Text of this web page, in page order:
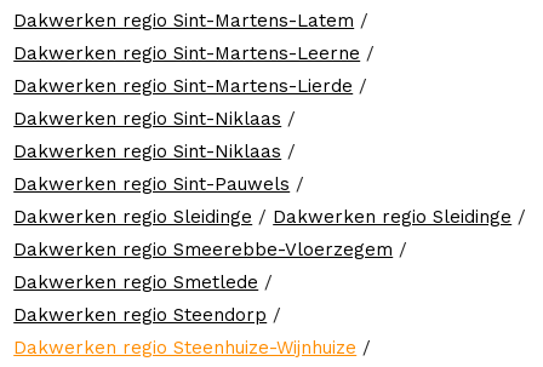
Dakwerken regio Sint-Martens-Latem /
Dakwerken regio Sint-Martens-Leerne /
Dakwerken regio Sint-Martens-Lierde /
Dakwerken regio Sint-Niklaas /
Dakwerken regio Sint-Niklaas /
Dakwerken regio Sint-Pauwels /
Dakwerken regio Sleidinge / Dakwerken regio Sleidinge /
Dakwerken regio Smeerebbe-Vloerzegem /
Dakwerken regio Smetlede /
Dakwerken regio Steendorp /
Dakwerken regio Steenhuize-Wijnhuize /